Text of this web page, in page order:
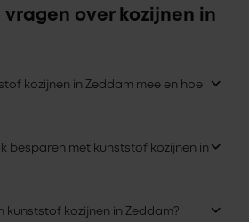
over kozijnen in
kozijnen in Zeddam mee en hoe
besparen met kunststof kozijnen in
kunststof kozijnen in Zeddam?